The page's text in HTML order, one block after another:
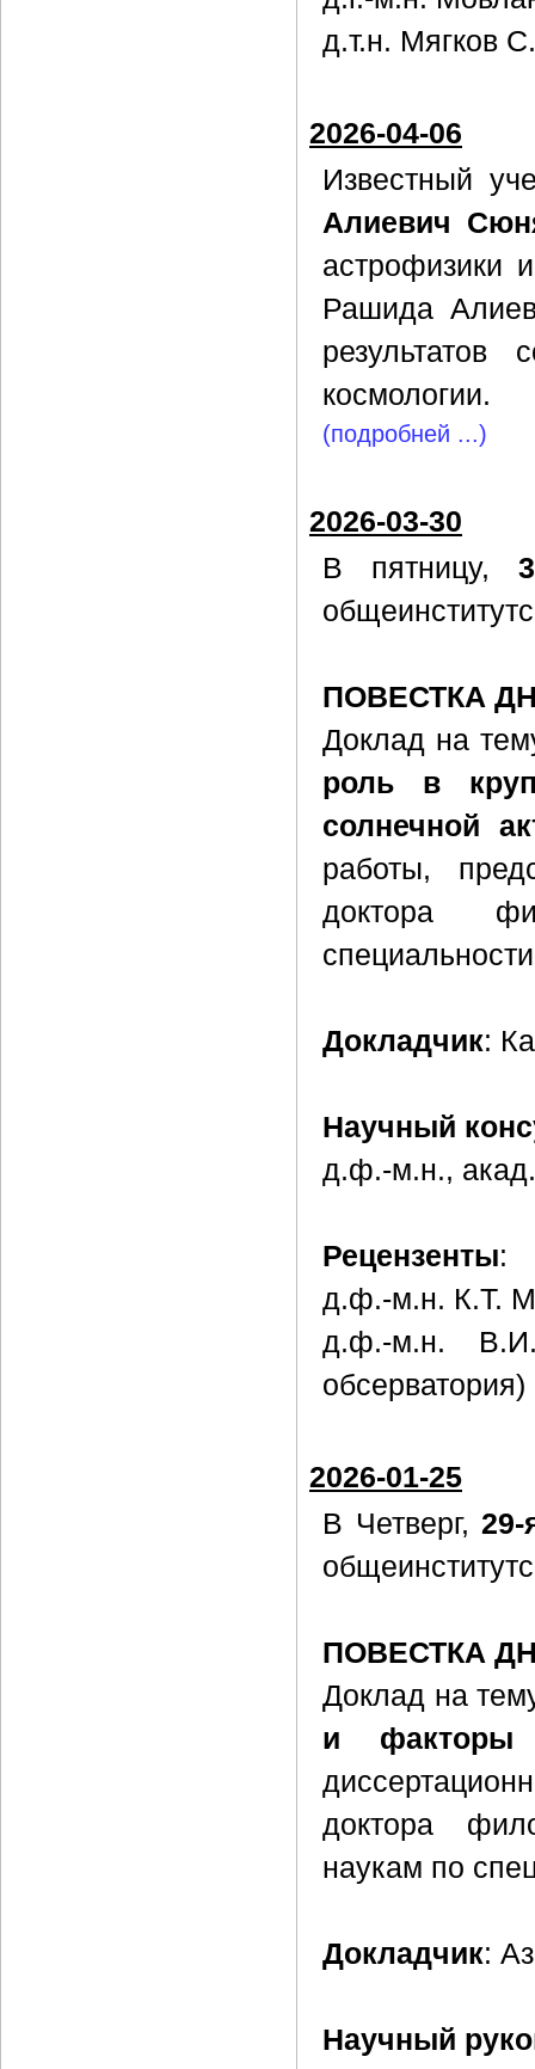
д.т.н. Мягков
2026-04-06
Известный
Алиевич
астрофизики
Рашида
результатов
космологии.
(подробней ...)
2026-03-30
В пятницу,
ПОВЕСТКА
Доклад на
роль в
солнечной
работы,
доктора
Докладчик:
Научный
д.ф.-м.н.,
Рецензенты:
д.ф.-м.н. К.Т.
д.ф.-м.н. В.И.
обсерватория)
2026-01-25
В Четверг,29-
ПОВЕСТКА
Доклад на
и факторы
доктора
наукам по
Докладчик:
Научный